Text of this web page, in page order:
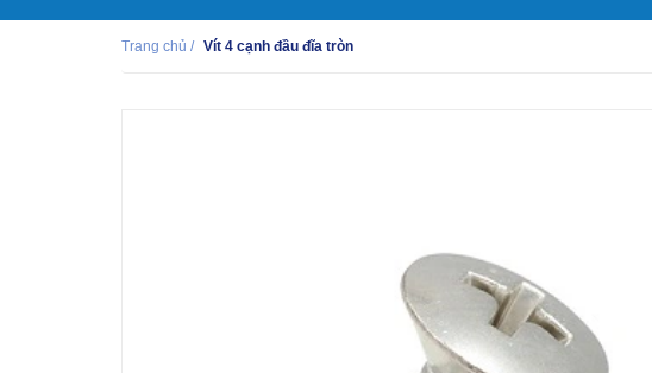
Trang chủ / Vít 4 cạnh đầu đĩa tròn